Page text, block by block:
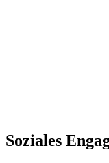
Soziales